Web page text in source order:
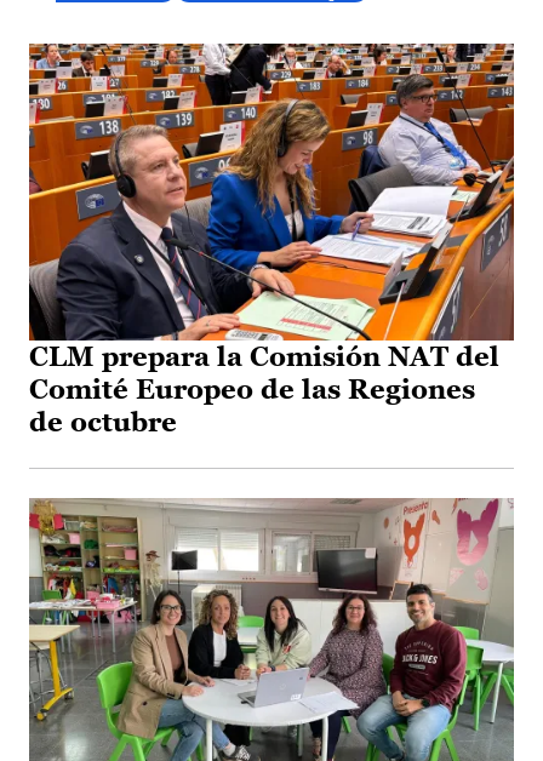
CLM prepara la Comisión NAT del
Comité Europeo de las Regiones
de octubre